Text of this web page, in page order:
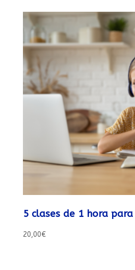
5 clases de 1 hora para
20,00€